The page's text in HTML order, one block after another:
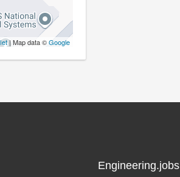
| Map data ©Google
Engineering.jobs